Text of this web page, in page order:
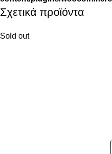
Σχετικά προϊόντα
Sold out